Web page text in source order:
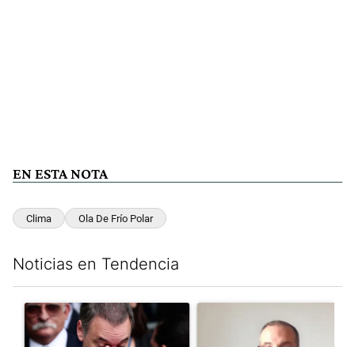
EN ESTA NOTA
Clima Ola De Frío Polar
Noticias en Tendencia
Un artículo de tendencia con el título "El fiscal intimó a